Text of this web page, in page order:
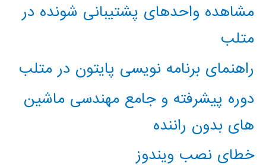
مشاهده واحدهای پشتیبانی شونده در
متلب
راهنمای برنامه نویسی پایتون در متلب
دوره پیشرفته و جامع مهندسی ماشین
های بدون راننده
خطای نصب ویندوز